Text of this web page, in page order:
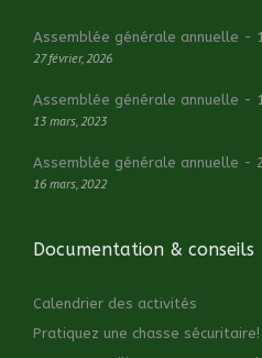
Assemblée générale annuelle -
27 février, 2026
Assemblée générale annuelle -
13 mars, 2023
Assemblée générale annuelle -
16 mars, 2022
Documentation & conseils
Calendrier des activités
Pratiquez une chasse sécuritaire!